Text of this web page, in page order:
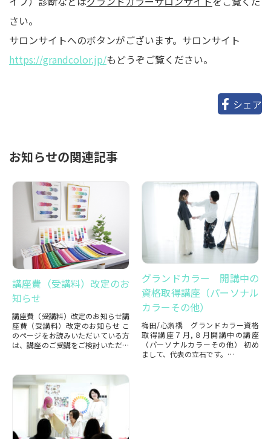
さい。
サロンサイトへのボタンがございます。サロンサイト
https://grandcolor.jp/もどうぞご覧ください。
シェア
お知らせの関連記事
講座費（受講料）改定のお
知らせ
講座費（受講料）改定のお知らせ講
座費（受講料）改定のお知らせ こ
のページをお読みいただいている方
は、講座のご受講をご検討いただい
ご訪問ありがとうございます。
グランドカラー 開講中の
資格取得講座（パーソナル
カラーその他）
梅田/心斎橋 グランドカラー資格
取得講座７月,８月開講中の講座
（パーソナルカラーその他） 初め
まして、代表の立石です。